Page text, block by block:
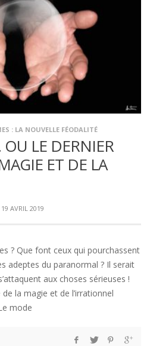
: LA NOUVELLE FÉODALITÉ
LE DERNIER
ET DE LA
19 AVRIL 2019
? Que font ceux qui pourchassent
adeptes du paranormal ? Il serait
aux choses sérieuses !
la magie et de l’irrationnel
mode